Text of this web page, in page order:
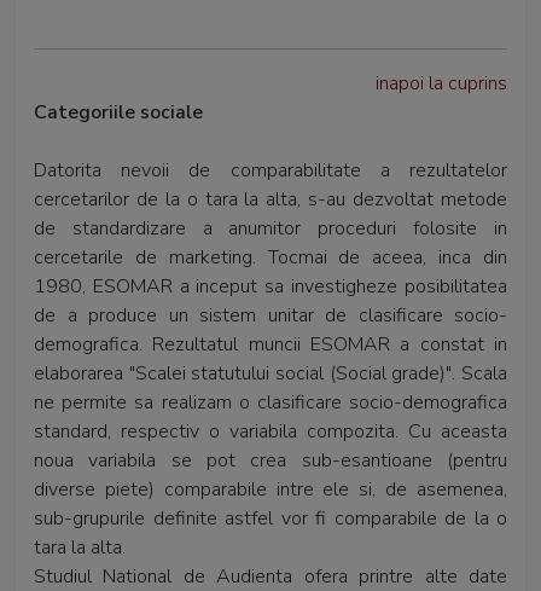
inapoi la cuprins
Categoriile sociale
Datorita nevoii de comparabilitate a rezultatelor
cercetarilor de la o tara la alta, s-au dezvoltat metode
de standardizare a anumitor proceduri folosite in
cercetarile de marketing. Tocmai de aceea, inca din
1980, ESOMAR a inceput sa investigheze posibilitatea
de a produce un sistem unitar de clasificare socio-
demografica. Rezultatul muncii ESOMAR a constat in
elaborarea "Scalei statutului social (Social grade)". Scala
ne permite sa realizam o clasificare socio-demografica
standard, respectiv o variabila compozita. Cu aceasta
noua variabila se pot crea sub-esantioane (pentru
diverse piete) comparabile intre ele si, de asemenea,
sub-grupurile definite astfel vor fi comparabile de la o
tara la alta.
Studiul National de Audienta ofera printre alte date